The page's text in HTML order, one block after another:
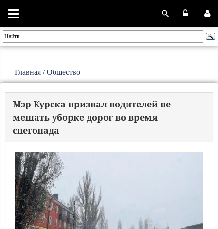
Главная /Общество
Мэр Курска призвал водителей не
мешать уборке дорог во время
снегопада